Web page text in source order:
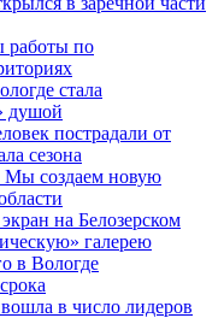
работы по
стала
душой
пострадали от
сезона
создаем новую
на Белозерском
галерею
в Вологде
в число лидеров